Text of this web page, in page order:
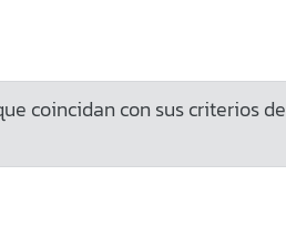
coincidan con sus criterios